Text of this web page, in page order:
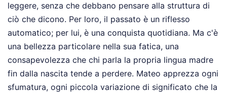
leggere, senza che debbano pensare alla struttura di
ciò che dicono. Per loro, il passato è un riflesso
automatico; per lui, è una conquista quotidiana. Ma c'è
una bellezza particolare nella sua fatica, una
consapevolezza che chi parla la propria lingua madre
fin dalla nascita tende a perdere. Mateo apprezza ogni
sfumatura, ogni piccola variazione di significato che la